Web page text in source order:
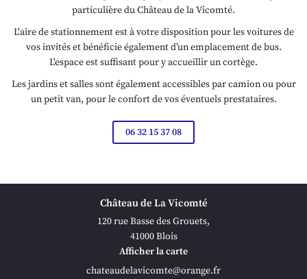
particulière du Château de la Vicomté.
L'aire de stationnement est à votre disposition pour les voitures de
vos invités et bénéficie également d’un emplacement de bus.
L'espace est suffisant pour y accueillir un cortège.
Les jardins et salles sont également accessibles par camion ou pour
un petit van, pour le confort de vos éventuels prestataires.
06 32 15 37 08
Château de La Vicomté
120 rue Basse des Grouets,
41000 Blois
Afficher la carte